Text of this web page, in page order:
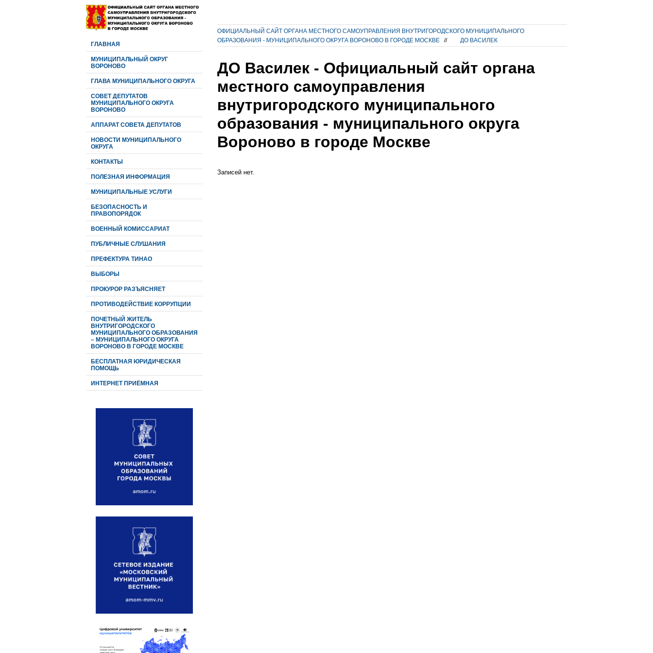
ГЛАВНАЯ
МУНИЦИПАЛЬНЫЙ ОКРУГ
ВОРОНОВО
ГЛАВА МУНИЦИПАЛЬНОГО ОКРУГА
CОВЕТ ДЕПУТАТОВ
МУНИЦИПАЛЬНОГО ОКРУГА
ВОРОНОВО
АППАРАТ СОВЕТА ДЕПУТАТОВ
НОВОСТИ МУНИЦИПАЛЬНОГО
ОКРУГА
КОНТАКТЫ
ПОЛЕЗНАЯ ИНФОРМАЦИЯ
МУНИЦИПАЛЬНЫЕ УСЛУГИ
БЕЗОПАСНОСТЬ И
ПРАВОПОРЯДОК
ВОЕННЫЙ КОМИССАРИАТ
ПУБЛИЧНЫЕ СЛУШАНИЯ
ПРЕФЕКТУРА ТИНАО
ВЫБОРЫ
ПРОКУРОР РАЗЪЯСНЯЕТ
ПРОТИВОДЕЙСТВИЕ КОРРУПЦИИ
ПОЧЕТНЫЙ ЖИТЕЛЬ
ВНУТРИГОРОДСКОГО
МУНИЦИПАЛЬНОГО ОБРАЗОВАНИЯ
– МУНИЦИПАЛЬНОГО ОКРУГА
ВОРОНОВО В ГОРОДЕ МОСКВЕ
БЕСПЛАТНАЯ ЮРИДИЧЕСКАЯ
ПОМОЩЬ
ИНТЕРНЕТ ПРИЁМНАЯ
ОФИЦИАЛЬНЫЙ САЙТ ОРГАНА МЕСТНОГО САМОУПРАВЛЕНИЯ ВНУТРИГОРОДСКОГО МУНИЦИПАЛЬНОГО
ОБРАЗОВАНИЯ - МУНИЦИПАЛЬНОГО ОКРУГА ВОРОНОВО В ГОРОДЕ МОСКВЕ
// ДО ВАСИЛЕК
ДО Василек - Официальный сайт органа
местного самоуправления
внутригородского муниципального
образования - муниципального округа
Вороново в городе Москве
Записей нет.